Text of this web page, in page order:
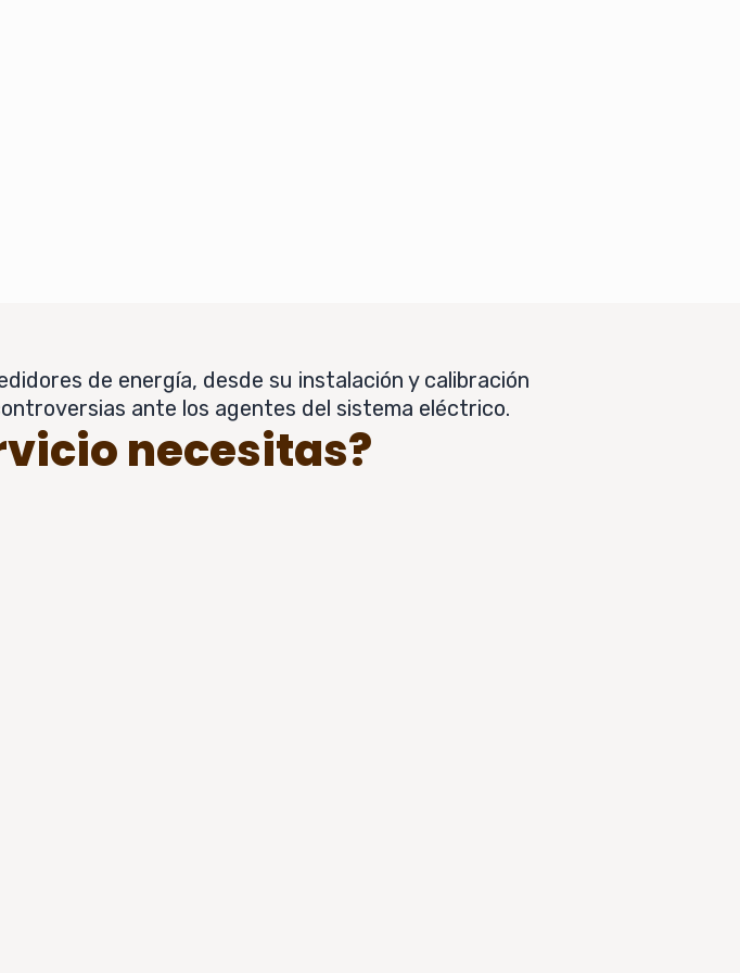
de energía, desde su instalación y calibración
ante los agentes del sistema eléctrico.
necesitas?